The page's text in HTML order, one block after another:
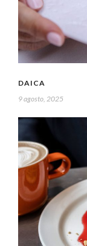
DAICA
9 agosto, 2025